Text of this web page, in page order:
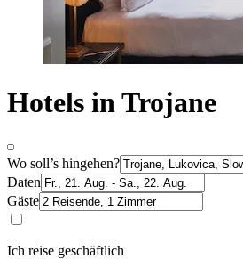
Hotels in Trojane
Wo soll’s hingehen?
Daten
Gäste
Ich reise geschäftlich